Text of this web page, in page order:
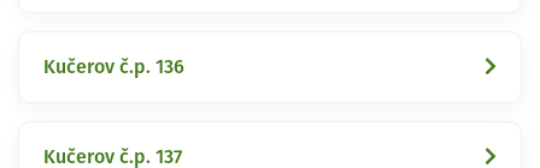
Kučerov č.p. 136
Kučerov č.p. 137